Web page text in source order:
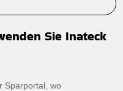
Sie Inateck
Sparportal, wo